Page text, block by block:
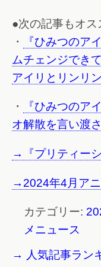
●次の記事も
・
『ひみつのア
ムチェンジでき
アイリとリンリン
・
『ひみつのア
オ解散を言い渡
→『プリティー
→2024年4月ア
カテゴリー:
メニュース
→ 人気記事ラン